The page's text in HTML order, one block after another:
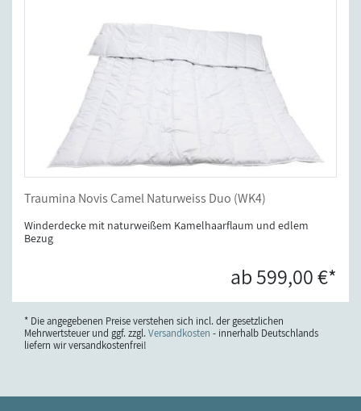
Traumina Novis Camel Naturweiss Duo (WK4)
Winderdecke mit naturweißem Kamelhaarflaum und edlem
Bezug
ab 599,00 €*
* Die angegebenen Preise verstehen sich incl. der gesetzlichen
Mehrwertsteuer und ggf. zzgl. Versandkosten - innerhalb Deutschlands
liefern wir versandkostenfrei!